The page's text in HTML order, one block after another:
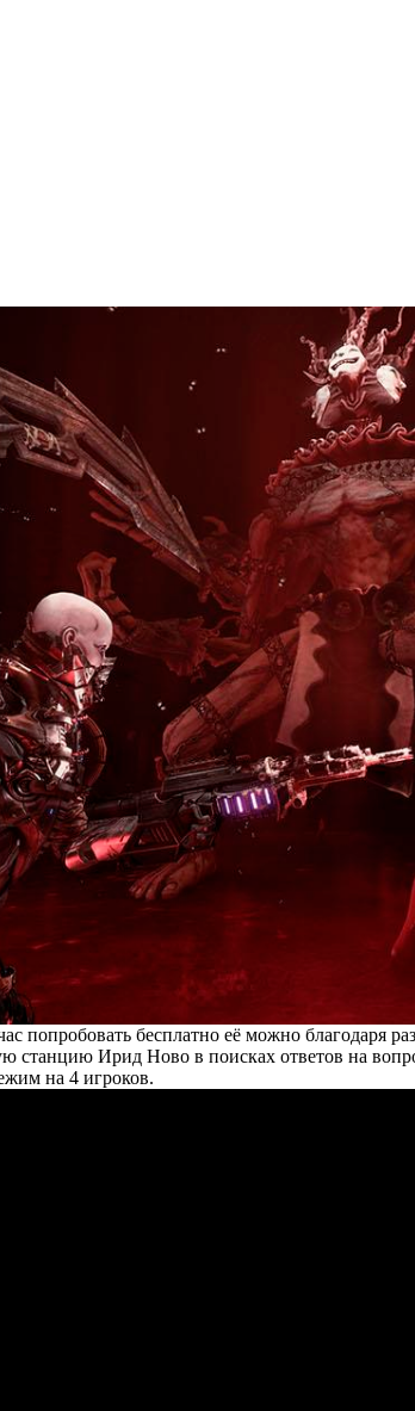
попробовать бесплатно её можно благодаря
станцию Ирид Ново в поисках ответов на
на 4 игроков.